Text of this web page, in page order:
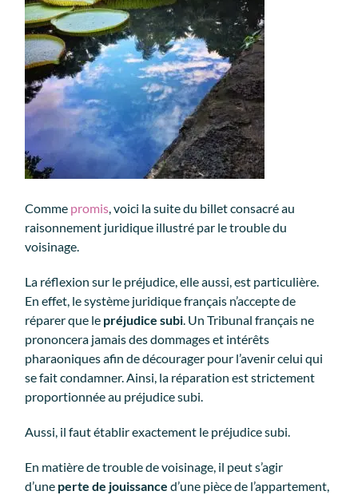
Comme promis, voici la suite du billet consacré au
raisonnement juridique illustré par le trouble du
voisinage.
La réflexion sur le préjudice, elle aussi, est particulière.
En effet, le système juridique français n’accepte de
réparer que le préjudice subi. Un Tribunal français ne
prononcera jamais des dommages et intérêts
pharaoniques afin de décourager pour l’avenir celui qui
se fait condamner. Ainsi, la réparation est strictement
proportionnée au préjudice subi.
Aussi, il faut établir exactement le préjudice subi.
En matière de trouble de voisinage, il peut s’agir
d’une perte de jouissance d’une pièce de l’appartement,